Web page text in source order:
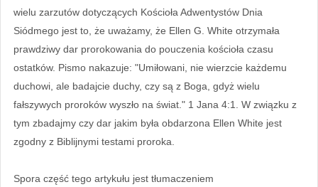
wielu zarzutów dotyczących Kościoła Adwentystów Dnia
Siódmego jest to, że uważamy, że Ellen G. White otrzymała
prawdziwy dar prorokowania do pouczenia kościoła czasu
ostatków. Pismo nakazuje: "Umiłowani, nie wierzcie każdemu
duchowi, ale badajcie duchy, czy są z Boga, gdyż wielu
fałszywych proroków wyszło na świat." 1 Jana 4:1. W związku z
tym zbadajmy czy dar jakim była obdarzona Ellen White jest
zgodny z Biblijnymi testami proroka.
Spora część tego artykułu jest tłumaczeniem